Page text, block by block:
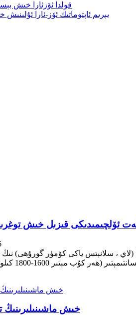
قولدا ئۆزئارا خىش
يېرىم ئاپتوماتىك ئۆز-ئارا
ئۆلچىمىدىكى قىزىل خىش
خىش ماشىنىلىرىنىڭ